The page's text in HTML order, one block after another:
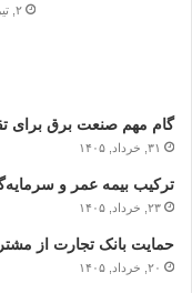
۲, تیر, ۱۴۰۵
گام مهم صنعت برق برای
۳۱, خرداد, ۱۴۰۵
ترکیب بیمه عمر و
۲۳, خرداد, ۱۴۰۵
حمایت بانک تجارت از
۲۰, خرداد, ۱۴۰۵